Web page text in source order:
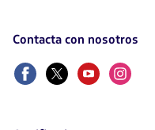
Contacta con nosotros
FacebookTwitterYoutubeInstagram